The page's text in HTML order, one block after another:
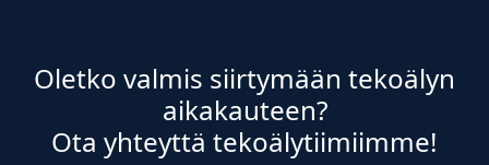
Oletko valmis siirtymään tekoälyn
aikakauteen?
Ota yhteyttä tekoälytiimiimme!